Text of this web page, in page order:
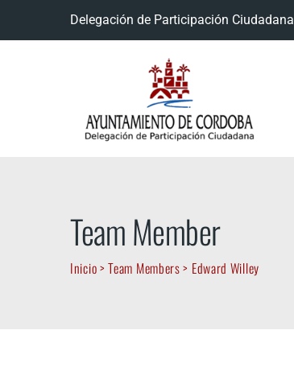
Delegación de Participación Ciudadana
Team Member
Inicio>Team Members> Edward Willey